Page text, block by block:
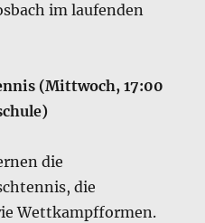
im laufenden
(Mittwoch, 17:00
die
die
Wettkampfformen.